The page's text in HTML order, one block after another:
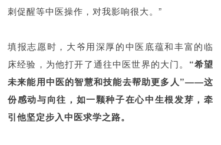
刺促醒等中医操作，对我影响很大。”
填报志愿时，大爷用深厚的中医底蕴和丰富的临
床经验，为他打开了通往中医世界的大门。 “希望
未来能用中医的智慧和技能去帮助更多人”——这
份感动与向往，如一颗种子在心中生根发芽，牵
引他坚定步入中医求学之路。